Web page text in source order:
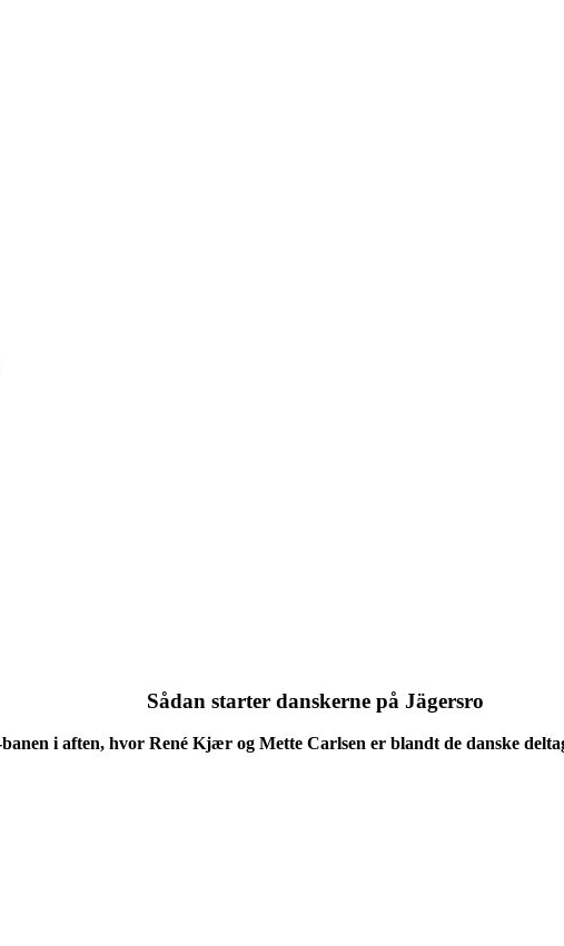
Sådan starter danskerne på Jägersro
i aften, hvor René Kjær og Mette Carlsen er blandt de danske